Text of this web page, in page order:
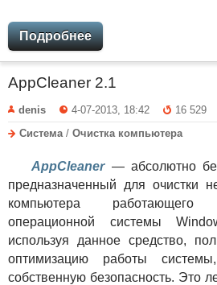
Подробнее
AppCleaner 2.1
denis 4-07-2013, 18:42
16 529
Система/ Очистка компьютера
AppCleaner— абсолютно
предназначенный для очистки
компьютера
операционной системы
используя данное средство,
оптимизацию работы
собственную безопасность. Это